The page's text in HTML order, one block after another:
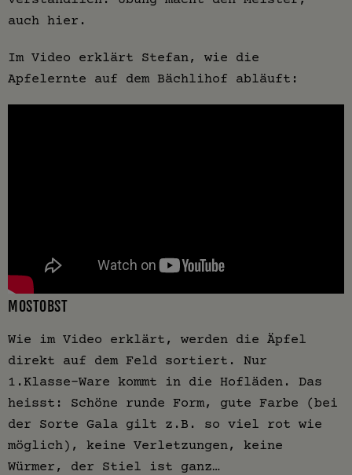
auch hier.
Im Video erklärt Stefan, wie die
Apfelernte auf dem Bächlihof abläuft:
MOSTOBST
Wie im Video erklärt, werden die Äpfel
direkt auf dem Feld sortiert. Nur
1.Klasse-Ware kommt in die Hofläden. Das
heisst: Schöne runde Form, gute Farbe (bei
der Sorte Gala gilt z.B. so viel rot wie
möglich), keine Verletzungen, keine
Würmer, der Stiel ist ganz…